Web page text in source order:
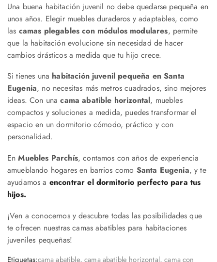
Una buena habitación juvenil no debe quedarse pequeña en
unos años. Elegir muebles duraderos y adaptables, como
las camas plegables con módulos modulares, permite
que la habitación evolucione sin necesidad de hacer
cambios drásticos a medida que tu hijo crece.
Si tienes una habitación juvenil pequeña en Santa
Eugenia, no necesitas más metros cuadrados, sino mejores
ideas. Con unacama abatible horizontal, muebles
compactos y soluciones a medida, puedes transformar el
espacio en un dormitorio cómodo, práctico y con
personalidad.
EnMuebles Parchís, contamos con años de experiencia
amueblando hogares en barrios como Santa Eugenia, y te
ayudamos a encontrar el dormitorio perfecto para tus
hijos.
¡Ven a conocernos y descubre todas las posibilidades que
te ofrecen nuestras camas abatibles para habitaciones
juveniles pequeñas!
Etiquetas:cama abatible,cama abatible horizontal,cama con